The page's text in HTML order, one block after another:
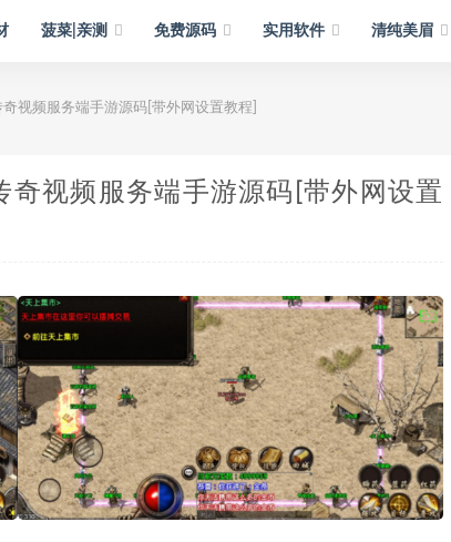
菠菜|亲测 免费源码 实用软件 清纯美眉
视频服务端手游源码[带外网设置教程]
奇视频服务端手游源码[带外网设置